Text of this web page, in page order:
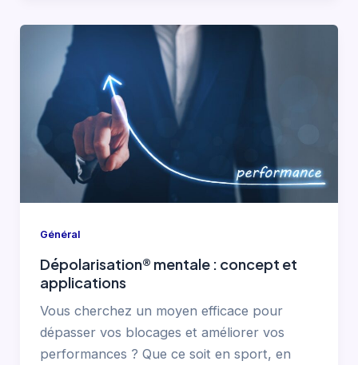
Général
Dépolarisation® mentale : concept et
applications
Vous cherchez un moyen efficace pour
dépasser vos blocages et améliorer vos
performances ? Que ce soit en sport, en